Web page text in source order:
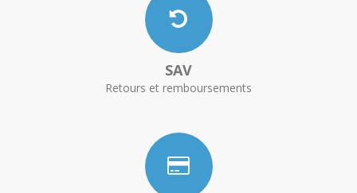
SAV
Retours et remboursements